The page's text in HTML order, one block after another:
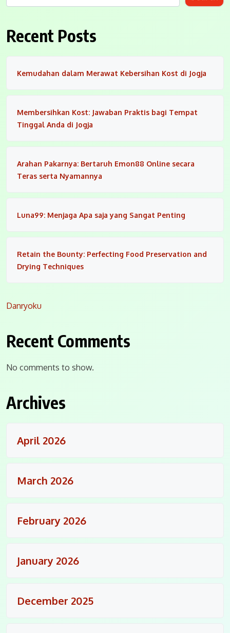
Recent Posts
Kemudahan dalam Merawat Kebersihan Kost di Jogja
Membersihkan Kost: Jawaban Praktis bagi Tempat
Tinggal Anda di Jogja
Arahan Pakarnya: Bertaruh Emon88 Online secara
Teras serta Nyamannya
Luna99: Menjaga Apa saja yang Sangat Penting
Retain the Bounty: Perfecting Food Preservation and
Drying Techniques
Danryoku
Recent Comments
No comments to show.
Archives
April 2026
March 2026
February 2026
January 2026
December 2025